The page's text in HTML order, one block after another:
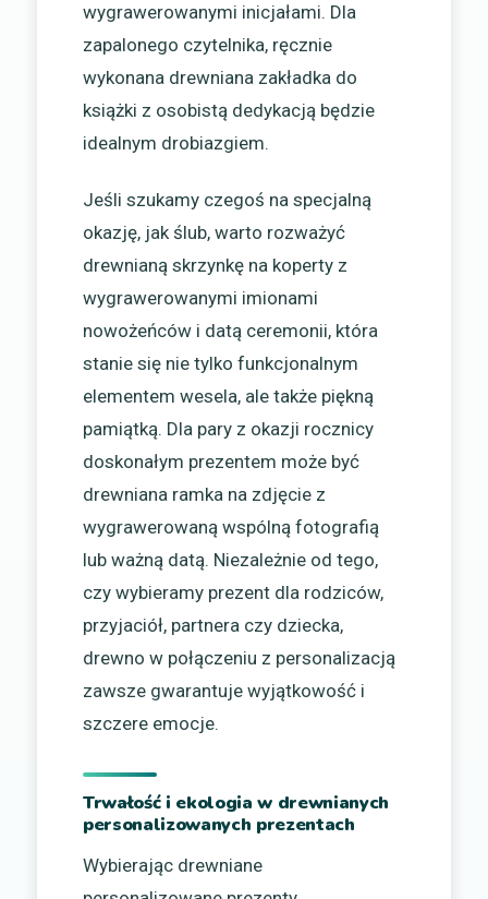
wygrawerowanymi inicjałami. Dla
zapalonego czytelnika, ręcznie
wykonana drewniana zakładka do
książki z osobistą dedykacją będzie
idealnym drobiazgiem.
Jeśli szukamy czegoś na specjalną
okazję, jak ślub, warto rozważyć
drewnianą skrzynkę na koperty z
wygrawerowanymi imionami
nowożeńców i datą ceremonii, która
stanie się nie tylko funkcjonalnym
elementem wesela, ale także piękną
pamiątką. Dla pary z okazji rocznicy
doskonałym prezentem może być
drewniana ramka na zdjęcie z
wygrawerowaną wspólną fotografią
lub ważną datą. Niezależnie od tego,
czy wybieramy prezent dla rodziców,
przyjaciół, partnera czy dziecka,
drewno w połączeniu z personalizacją
zawsze gwarantuje wyjątkowość i
szczere emocje.
Trwałość i ekologia w drewnianych
personalizowanych prezentach
Wybierając drewniane